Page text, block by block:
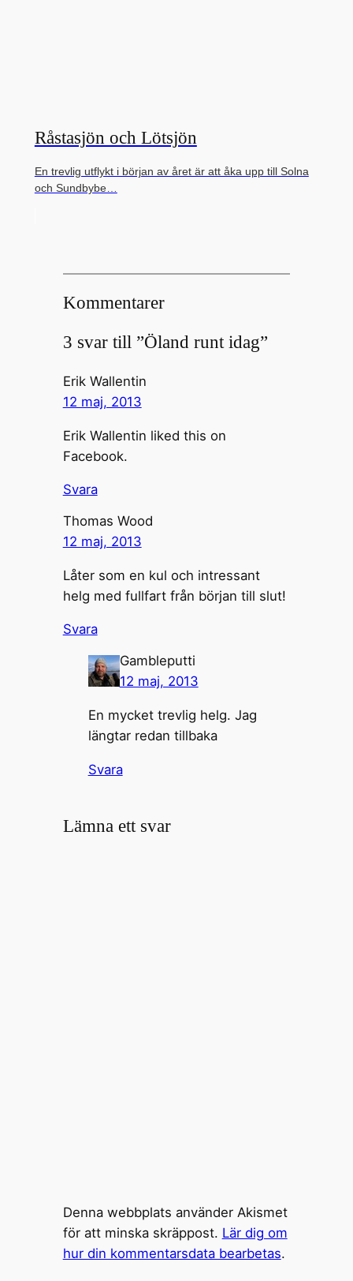
Råstasjön och Lötsjön
En trevlig utflykt i början av året är att åka upp till Solna
och Sundbybe…
Kommentarer
3 svar till ”Öland runt idag”
Erik Wallentin
12 maj, 2013
Erik Wallentin liked this on
Facebook.
Svara
Thomas Wood
12 maj, 2013
Låter som en kul och intressant
helg med fullfart från början till slut!
Svara
Gambleputti
12 maj, 2013
En mycket trevlig helg. Jag
längtar redan tillbaka
Svara
Lämna ett svar
Denna webbplats använder Akismet
för att minska skräppost. Lär dig om
hur din kommentarsdata bearbetas.